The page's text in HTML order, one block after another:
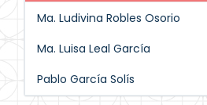
Ma. Ludivina Robles Osorio
Ma. Luisa Leal García
Pablo García Solís